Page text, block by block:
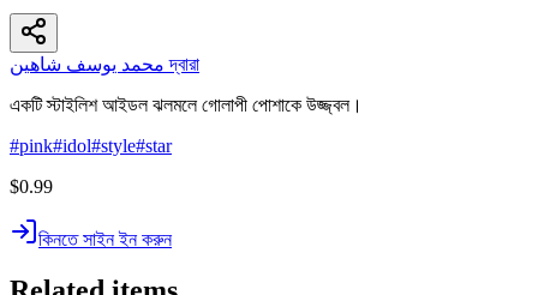
محمد يوسف شاهين দ্বারা
একটি স্টাইলিশ আইডল ঝলমলে গোলাপী পোশাকে উজ্জ্বল।
#pink#idol#style#star
$0.99
কিনতে সাইন ইন করুন